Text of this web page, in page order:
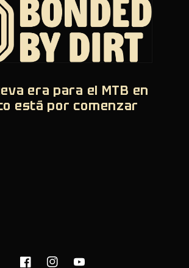
era para el MTB en
está por comenzar